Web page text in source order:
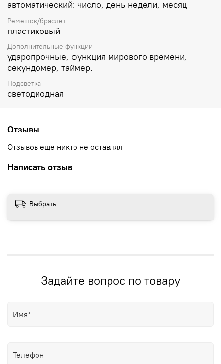
автоматический: число, день недели, месяц
Ремешок/браслет
пластиковый
Дополнительные функции
ударопрочные, функция мирового времени,
секундомер, таймер.
Подсветка
светодиодная
Отзывы
Отзывов еще никто не оставлял
Написать отзыв
Выбрать
Задайте вопрос по товару